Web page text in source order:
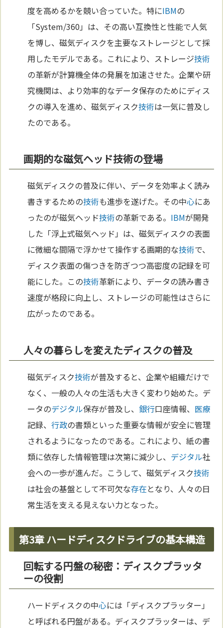
度を高めるかを競い合っていた。特にIBMの
「System/360」は、その高い互換性と性能で人気
を博し、磁気ディスクを主要なストレージとして採
用したモデルである。これにより、ストレージ技術
の革新が計算機全体の発展を加速させた。企業や研
究機関は、より効率的なデータ保存のためにディス
クの導入を進め、磁気ディスク技術は一気に普及し
たのである。
画期的な磁気ヘッド技術の登場
磁気ディスクの普及に伴い、データを効率よく読み
書きするための技術も進歩を遂げた。その中心にあ
ったのが磁気ヘッド技術の革新である。 IBMが開発
した「浮上式磁気ヘッド」は、磁気ディスクの表面
に微細な間隔で浮かせて操作する画期的な技術で、
ディスク表面の傷つきを防ぎつつ高密度の記録を可
能にした。この技術革新により、データの読み書き
速度が格段に向上し、ストレージの可能性はさらに
広がったのである。
人々の暮らしを変えたディスクの普及
磁気ディスク技術が普及すると、企業や組織だけで
なく、一般の人々の生活も大きく変わり始めた。デ
ータのデジタル保存が普及し、 銀行口座情報、 医療
記録、行政の書類といった重要な情報が安全に管理
されるようになったのである。これにより、紙の書
類に依存した情報管理は次第に減少し、 デジタル社
会への一歩が進んだ。こうして、磁気ディスク技術
は社会の基盤として不可欠な存在となり、人々の日
常生活を支える見えない力となった。
第3章 ハードディスクドライブの基本構造
回転する円盤の秘密：ディスクプラッタ
ーの役割
ハードディスクの中心には「ディスクプラッター」
と呼ばれる円盤がある。ディスクプラッターは、デ